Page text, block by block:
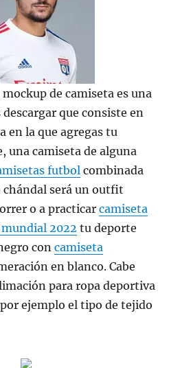
de camiseta es una
que consiste en
en la que agregas tu
una camiseta de alguna
futbol combinada
será un outfit
o a practicarcamiseta
2022 tu deporte
concamiseta
en blanco. Cabe
para ropa deportiva
ejemplo el tipo de tejido